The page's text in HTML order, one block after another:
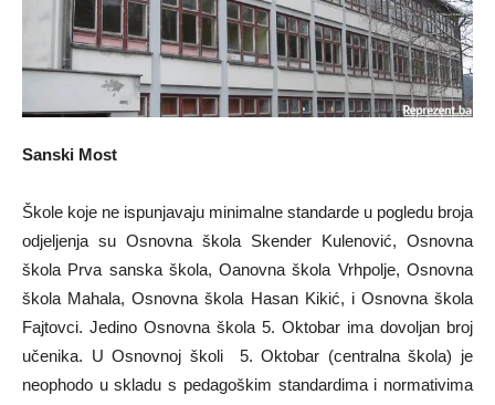
Sanski Most
Škole koje ne ispunjavaju minimalne standarde u pogledu broja
odjeljenja su Osnovna škola Skender Kulenović, Osnovna
škola Prva sanska škola, Oanovna škola Vrhpolje, Osnovna
škola Mahala, Osnovna škola Hasan Kikić, i Osnovna škola
Fajtovci. Jedino Osnovna škola 5. Oktobar ima dovoljan broj
učenika. U Osnovnoj školi 5. Oktobar (centralna škola) je
neophodo u skladu s pedagoškim standardima i normativima